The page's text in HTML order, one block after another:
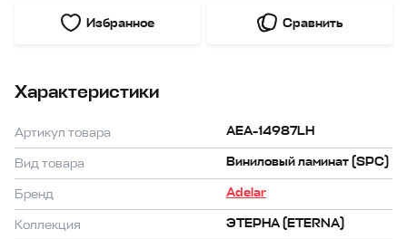
Избранное Сравнить
Характеристики
Артикул товара AEA-14987LH
Вид товара Виниловый ламинат (SPC)
Бренд Adelar
Коллекция ЭТЕРНА (ETERNA)